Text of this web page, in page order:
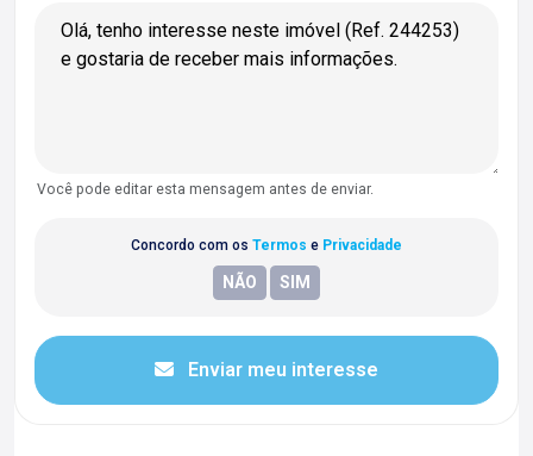
Você pode editar esta mensagem antes de enviar.
Concordo com os Termos e Privacidade
Enviar meu interesse